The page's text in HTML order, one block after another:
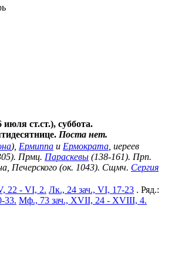
июля ст.ст.), суббота.
Поста нет.
), Ермиппа и Ермократа , иереев
Прмц. Параскевы (138-161). Прп.
Печерского (ок. 1043). Сщмч. Сергия
22 - VI, 2. Лк., 24 зач., VI, 17-23 . Ряд.:
33. Мф., 73 зач., XVII, 24 - XVIII, 4.